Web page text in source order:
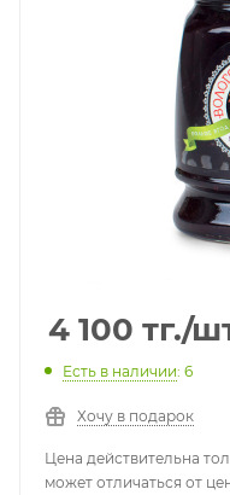
4 100 тг./
Есть в наличии: 6
Хочу в подарок
Цена действительна
может отличаться от